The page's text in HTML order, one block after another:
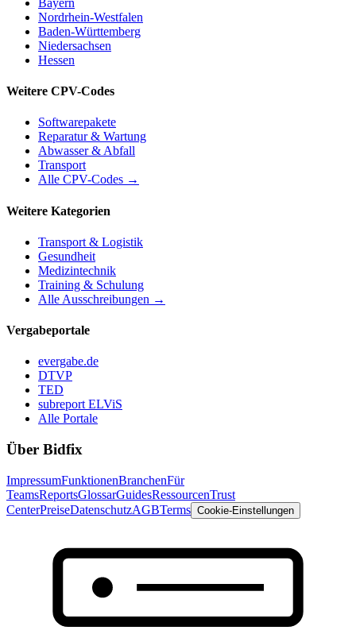
Nordrhein-Westfalen
Baden-Württemberg
Niedersachsen
Hessen
Weitere CPV-Codes
Softwarepakete
Reparatur & Wartung
Abwasser & Abfall
Transport
Alle CPV-Codes →
Weitere Kategorien
Transport & Logistik
Gesundheit
Medizintechnik
Training & Schulung
Alle Ausschreibungen →
Vergabeportale
evergabe.de
DTVP
TED
subreport ELViS
Alle Portale
Über Bidfix
ImpressumFunktionenBranchenFür
TeamsReportsGlossarGuidesRessourcenTrust
CenterPreiseDatenschutzAGBTerms Cookie-Einstellungen